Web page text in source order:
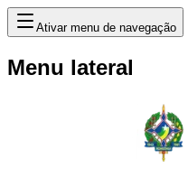
Ativar menu de navegação
Menu lateral